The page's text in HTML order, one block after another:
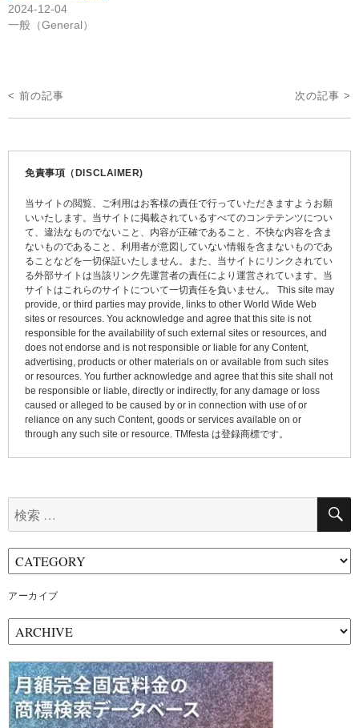
2024-12-04
一般（General）
投
稿
< 前の記事 次の記事 >
免責事項（DISCLAIMER)
当サイトの閲覧、ご利用はお客様の責任で行っていただきますようお願
いいたします。当サイトに掲載されているすべてのコンテテンツについ
て、違法なものでないこと、内容が正確であること、不快な内容を含ま
ないものであること、利用者が意図していない情報を含まないものであ
ることなどを一切保証いたしません。また、当サイトにリンクされてい
る外部サイトは当該リンク先運営者の責任により運営されています。当
サイトはこれらのサイトについて一切責任を負いません。 This site may
provide, or third parties may provide, links to other World Wide Web
sites or resources. You acknowledge and agree that this site is not
responsible for the availability of such external sites or resources, and
does not endorse and is not responsible or liable for any Content,
advertising, products or other materials on or available from such sites
or resources. You further acknowledge and agree that this site shall not
be responsible or liable, directly or indirectly, for any damage or loss
caused or alleged to be caused by or in connection with use of or
reliance on any such Content, goods or services available on or
through any such site or resource. TMfesta は登録商標です。
索:
アーカイブ
ー
カ
イ
ブ